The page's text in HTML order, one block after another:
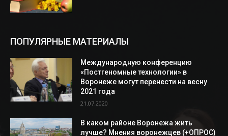
ПОПУЛЯРНЫЕ МАТЕРИАЛЫ
Международную конференцию
«Постгеномные технологии» в
Воронеже могут перенести на весну
2021 года
21.07.2020
В каком районе Воронежа жить
лучше? Мнения воронежцев (+ОПРОС)